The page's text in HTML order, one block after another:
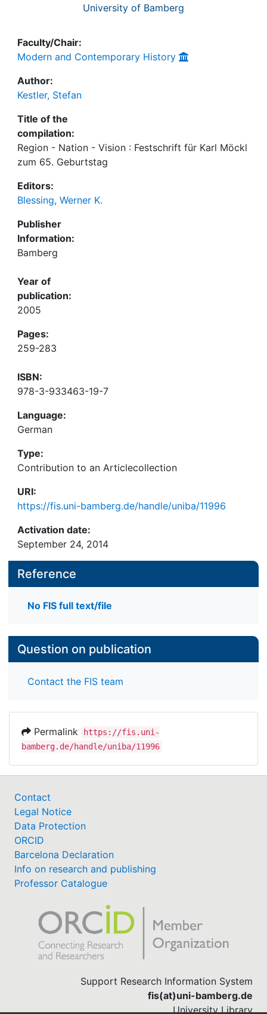
University of Bamberg
Faculty/Chair:
Modern and Contemporary History
Author:
Kestler, Stefan
Title of the
compilation:
Region - Nation - Vision : Festschrift für Karl Möckl
zum 65. Geburtstag
Editors:
Blessing, Werner K.
Publisher
Information:
Bamberg
Year of
publication:
2005
Pages:
259-283
ISBN:
978-3-933463-19-7
Language:
German
Type:
Contribution to an Articlecollection
URI:
https://fis.uni-bamberg.de/handle/uniba/11996
Activation date:
September 24, 2014
Reference
No FIS full text/file
Question on publication
Contact the FIS team
Permalink
https://fis.uni-
bamberg.de/handle/uniba/11996
Contact
Legal Notice
Data Protection
ORCID
Barcelona Declaration
Info on research and publishing
Professor Catalogue
Support Research Information System
fis(at)uni-bamberg.de
University Library